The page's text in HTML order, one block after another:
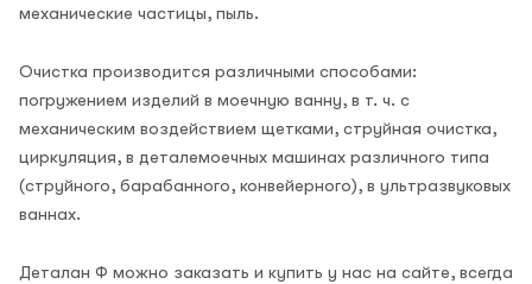
механические частицы, пыль.
Очистка производится различными способами:
погружением изделий в моечную ванну, в т. ч. с
механическим воздействием щетками, струйная очистка,
циркуляция, в деталемоечных машинах различного типа
(струйного, барабанного, конвейерного), в ультразвуковых
ваннах.
Деталан Ф можно заказать и купить у нас на сайте, всегда